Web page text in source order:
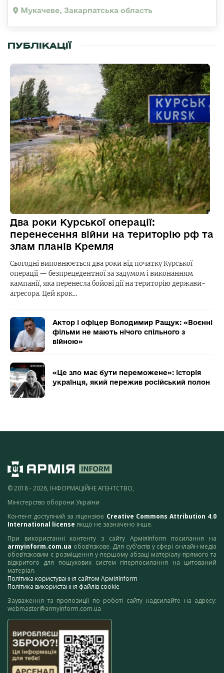
Мукачеве, Закарпатська область
ПУБЛІКАЦІЇ
Два роки Курської операції:
перенесення війни на територію рф та
злам планів Кремля
Сьогодні виповнюється два роки від початку Курської
операції — безпрецедентної за задумом і виконанням
кампанії, яка перенесла бойові дії на територію держави-
агресора. Цей крок…
Актор і офіцер Володимир Ращук: «Воєнні
фільми не мають нічого спільного з
війною»
«Це зло має бути переможене»: історія
українця, який пережив російський полон
© 2018 - 2026, ІНФОРМАЦІЙНЕ АГЕНТСТВО,
Міністерство оборони України
Контент доступний за ліцензією Creative Commons Attribution 4.0
International license якщо не зазначено інше.
При використанні контенту з сайту АрміяInform посилання на
armyinform.com.ua обов’язкове. Для суб’єктів у сфері онлайн-медіа
обов’язковим є розміщення у першому абзаці матеріалу прямого та
відкритого для пошукових систем гіперпосилання на цитований
матеріал.
Політика користування сайтом АрміяInform
Політика використання файлів cookie
Зауваження та пропозиції по роботі сайту надсилайте на адресу:
webmaster@armyinform.com.ua